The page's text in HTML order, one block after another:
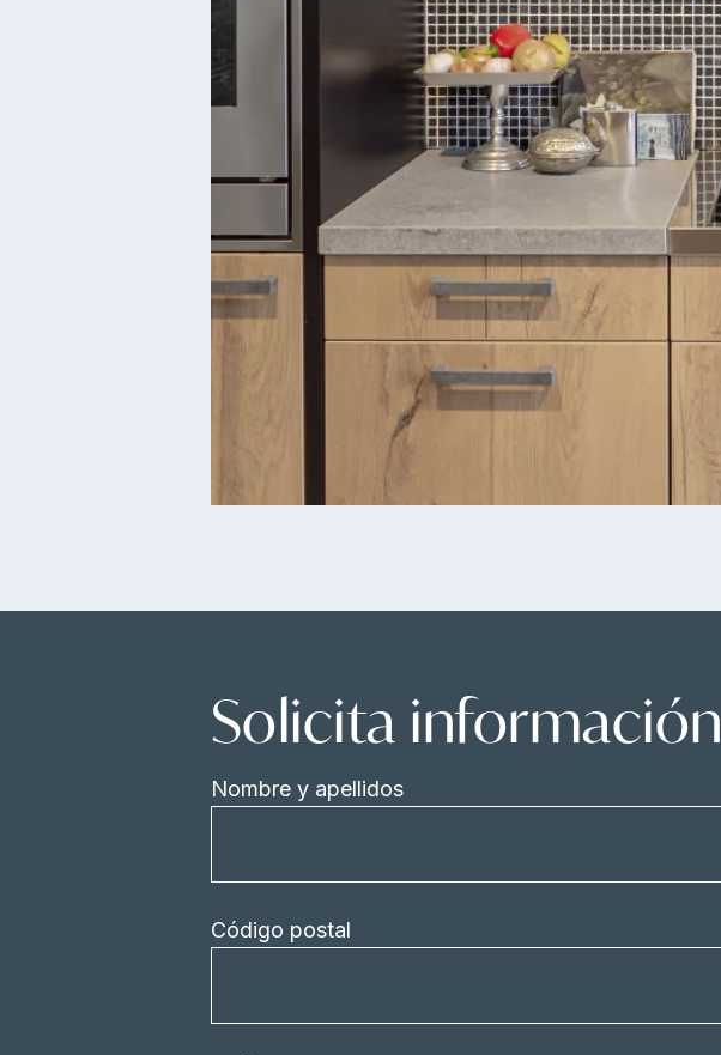
Solicita información
Nombre y apellidos
Código postal